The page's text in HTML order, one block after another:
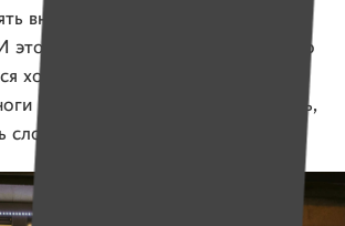
внимание на том, что я хожу
это заметно. Во что бы то ни стало
ходить, как все дети. Наблюдала,
и старалась-старалась-старалась,
сложно.